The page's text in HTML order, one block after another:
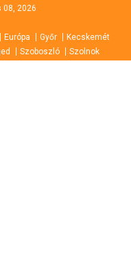
08, 2026
Európa Győr
Kecskemét
Szoboszló Szolnok